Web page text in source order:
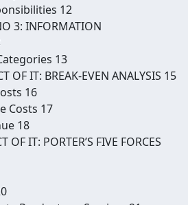
12
3: INFORMATION
13
OF IT: BREAK-EVEN ANALYSIS 15
16
Costs 17
18
OF IT: PORTER’S FIVE FORCES